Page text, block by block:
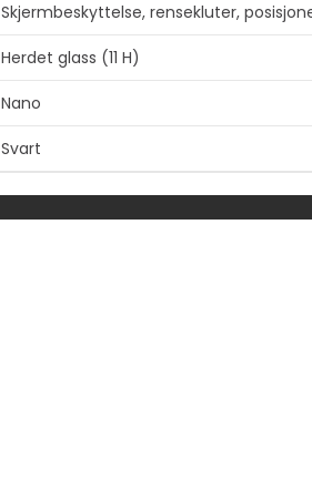
Skjermbeskyttelse, rensekluter,
Herdet glass (11 H)
Nano
Svart